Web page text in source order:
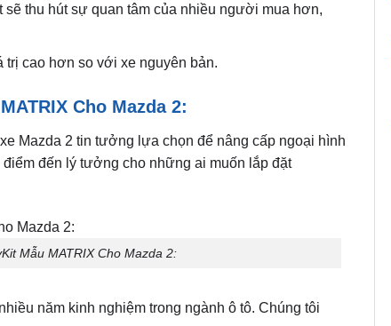
thu hút sự quan tâm của nhiều người mua hơn,
cao hơn so với xe nguyên bản.
Cho Mazda 2:
Mazda 2 tin tưởng lựa chọn để nâng cấp ngoại hình
đến lý tưởng cho những ai muốn lắp đặt
Mẫu MATRIX Cho Mazda 2:
năm kinh nghiệm trong ngành ô tô. Chúng tôi